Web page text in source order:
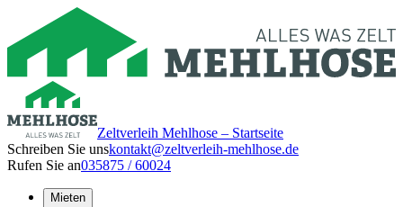
Zeltverleih Mehlhose – Startseite
Schreiben Sie unskontakt@zeltverleih-mehlhose.de
Rufen Sie an035875 / 60024
Mieten